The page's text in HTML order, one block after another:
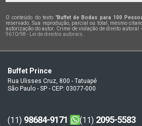
O conteúdo do texto "Buffet de Bodas para 100
reservado. Sua reprodução, parcial ou total, mesmo
autorização do autor. Crime de violação de direito autoral
9610/98 - Lei de direitos autorais.
Buffet Prince
Rua Ulisses Cruz, 800 - Tatuapé
São Paulo - SP - CEP: 03077-000
(11) 98684-9171 (11) 2095-5583